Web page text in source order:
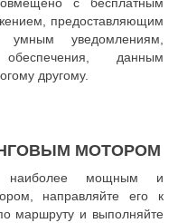
предоставляющим
уведомлениям,
данным
другому.
МОТОРОМ
наиболее мощным и
направляйте его к
маршруту и выполняйте